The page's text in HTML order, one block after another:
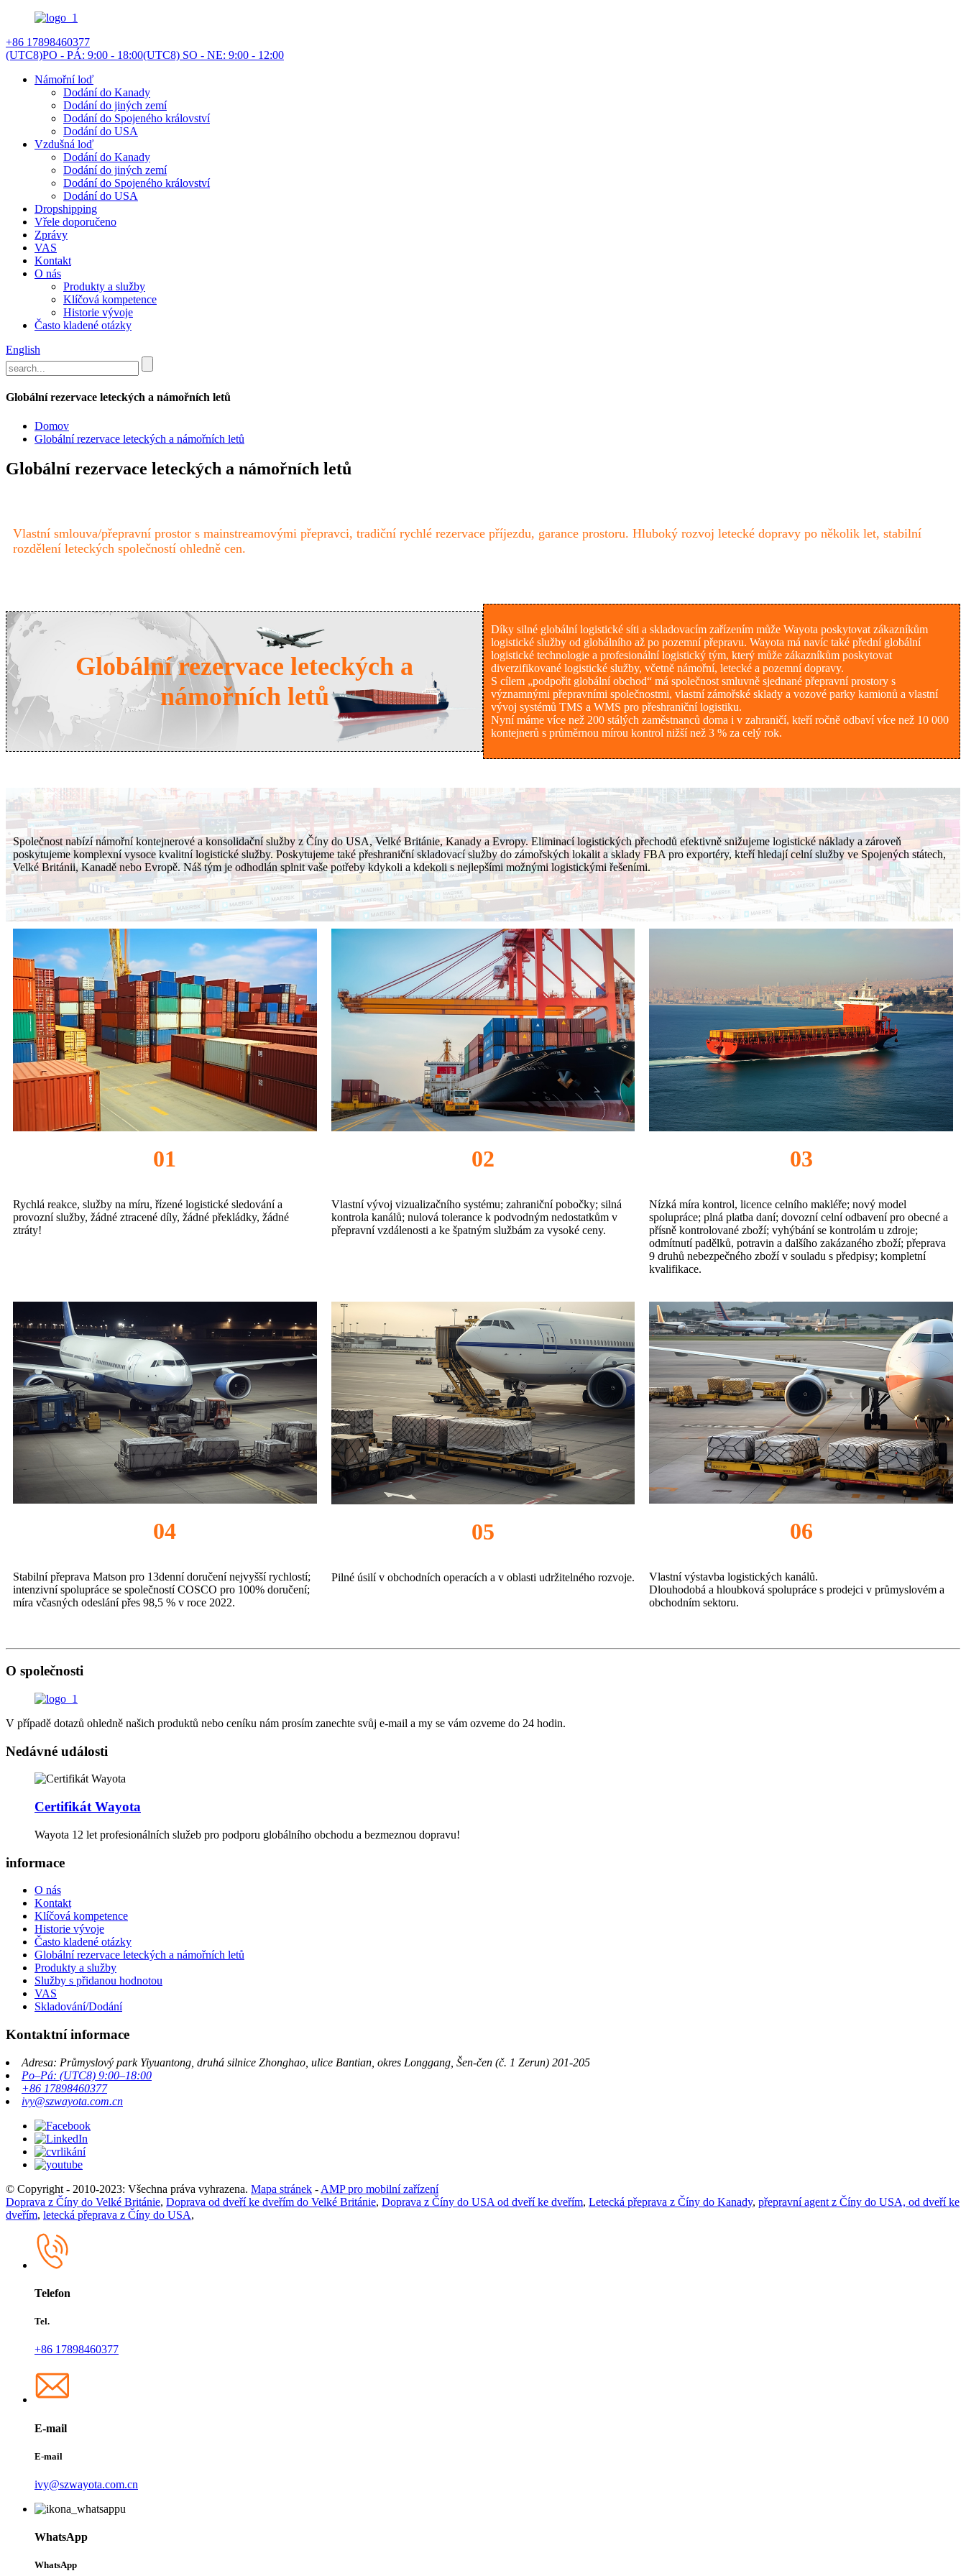
+86 17898460377
(UTC8)PO - PÁ: 9:00 - 18:00(UTC8) SO - NE: 9:00 - 12:00
Námořní loď
Dodání do Kanady
Dodání do jiných zemí
Dodání do Spojeného království
Dodání do USA
Vzdušná loď
Dodání do Kanady
Dodání do jiných zemí
Dodání do Spojeného království
Dodání do USA
Dropshipping
Vřele doporučeno
Zprávy
VAS
Kontakt
O nás
Produkty a služby
Klíčová kompetence
Historie vývoje
Často kladené otázky
English
Globální rezervace leteckých a námořních letů
Domov
Globální rezervace leteckých a námořních letů
Globální rezervace leteckých a námořních letů
Vlastní smlouva/přepravní prostor s mainstreamovými přepravci, tradiční rychlé rezervace příjezdu, garance prostoru. Hluboký rozvoj letecké dopravy po několik let, stabilní
rozdělení leteckých společností ohledně cen.
Globální rezervace leteckých a
námořních letů
Díky silné globální logistické síti a skladovacím zařízením může Wayota poskytovat zákazníkům
logistické služby od globálního až po pozemní přepravu. Wayota má navíc také přední globální
logistické technologie a profesionální logistický tým, který může zákazníkům poskytovat
diverzifikované logistické služby, včetně námořní, letecké a pozemní dopravy.
S cílem „podpořit globální obchod“ má společnost smluvně sjednané přepravní prostory s
významnými přepravními společnostmi, vlastní zámořské sklady a vozové parky kamionů a vlastní
vývoj systémů TMS a WMS pro přeshraniční logistiku.
Nyní máme více než 200 stálých zaměstnanců doma i v zahraničí, kteří ročně odbaví více než 10 000
kontejnerů s průměrnou mírou kontrol nižší než 3 % za celý rok.
Společnost nabízí námořní kontejnerové a konsolidační služby z Číny do USA, Velké Británie, Kanady a Evropy. Eliminací logistických přechodů efektivně snižujeme logistické náklady a zároveň
poskytujeme komplexní vysoce kvalitní logistické služby. Poskytujeme také přeshraniční skladovací služby do zámořských lokalit a sklady FBA pro exportéry, kteří hledají celní služby ve Spojených státech,
Velké Británii, Kanadě nebo Evropě. Náš tým je odhodlán splnit vaše potřeby kdykoli a kdekoli s nejlepšími možnými logistickými řešeními.
01
Rychlá reakce, služby na míru, řízené logistické sledování a
provozní služby, žádné ztracené díly, žádné překládky, žádné
ztráty!
02
Vlastní vývoj vizualizačního systému; zahraniční pobočky; silná
kontrola kanálů; nulová tolerance k podvodným nedostatkům v
přepravní vzdálenosti a ke špatným službám za vysoké ceny.
03
Nízká míra kontrol, licence celního makléře; nový model
spolupráce; plná platba daní; dovozní celní odbavení pro obecné a
přísně kontrolované zboží; vyhýbání se kontrolám u zdroje;
odmítnutí padělků, potravin a dalšího zakázaného zboží; přeprava
9 druhů nebezpečného zboží v souladu s předpisy; kompletní
kvalifikace.
04
Stabilní přeprava Matson pro 13denní doručení nejvyšší rychlostí;
intenzivní spolupráce se společností COSCO pro 100% doručení;
míra včasných odeslání přes 98,5 % v roce 2022.
05
Pilné úsilí v obchodních operacích a v oblasti udržitelného rozvoje.
06
Vlastní výstavba logistických kanálů.
Dlouhodobá a hloubková spolupráce s prodejci v průmyslovém a
obchodním sektoru.
O společnosti
V případě dotazů ohledně našich produktů nebo ceníku nám prosím zanechte svůj e-mail a my se vám ozveme do 24 hodin.
Nedávné události
Certifikát Wayota
Wayota 12 let profesionálních služeb pro podporu globálního obchodu a bezmeznou dopravu!
informace
O nás
Kontakt
Klíčová kompetence
Historie vývoje
Často kladené otázky
Globální rezervace leteckých a námořních letů
Produkty a služby
Služby s přidanou hodnotou
VAS
Skladování/Dodání
Kontaktní informace
Adresa: Průmyslový park Yiyuantong, druhá silnice Zhonghao, ulice Bantian, okres Longgang, Šen-čen (č. 1 Zerun) 201-205
Po–Pá: (UTC8) 9:00–18:00
+86 17898460377
ivy@szwayota.com.cn
© Copyright - 2010-2023: Všechna práva vyhrazena. Mapa stránek - AMP pro mobilní zařízení
Doprava z Číny do Velké Británie, Doprava od dveří ke dveřím do Velké Británie, Doprava z Číny do USA od dveří ke dveřím, Letecká přeprava z Číny do Kanady, přepravní agent z Číny do USA, od dveří ke
dveřím, letecká přeprava z Číny do USA,
Telefon
Tel.
+86 17898460377
E-mail
E-mail
ivy@szwayota.com.cn
WhatsApp
WhatsApp